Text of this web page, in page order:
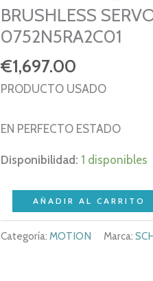
BRUSHLESS
0752N5RA2C01
€1,697.00
PRODUCTO USADO
EN PERFECTO ESTADO
Disponibilidad: 1 disponibles
BPH0752N5RA2C01
AC
AÑADIR AL CARRITO
Categoría: MOTION Marca: